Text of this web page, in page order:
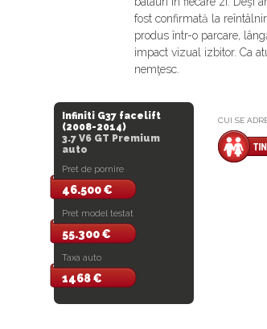
fost confirmată la
produs într-o parcare,
impact vizual izbitor. Ca
nemţesc.
Infiniti G37 facelift
(2008-2014)
3.7 V6 GT Premium
auto
Pret de pornire
46.500 €
Pret model testat
55.300 €
Taxa auto
1468 €
CUI SE